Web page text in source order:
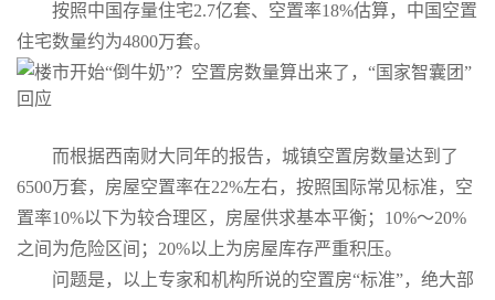
按照中国存量住宅2.7亿套、空置率18%估算，中国空置
住宅数量约为4800万套。
而根据西南财大同年的报告，城镇空置房数量达到了
6500万套，房屋空置率在22%左右，按照国际常见标准，空
置率10%以下为较合理区，房屋供求基本平衡；10%～20%
之间为危险区间；20%以上为房屋库存严重积压。
问题是，以上专家和机构所说的空置房“标准”，绝大部